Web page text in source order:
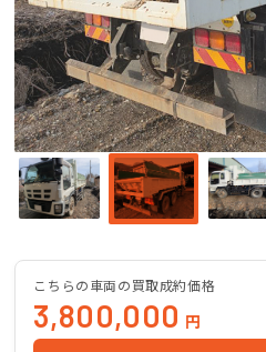
こちらの車両の買取成約価格
3,800,000 円